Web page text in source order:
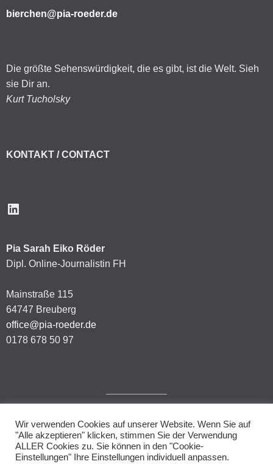
bierchen@pia-roeder.de
Die größte Sehenswürdigkeit, die es gibt, ist die Welt. Sieh
sie Dir an.
Kurt Tucholsky
KONTAKT / CONTACT
LinkedIn
Pia Sarah Eiko Röder
Dipl. Online-Journalistin FH
Mainstraße 115
64747 Breuberg
office@pia-roeder.de
0178 678 50 97
Impressum
Datenschutzerklärung
Wir verwenden Cookies auf unserer Website. Wenn Sie auf
"Alle akzeptieren" klicken, stimmen Sie der Verwendung
ALLER Cookies zu. Sie können in den "Cookie-
Einstellungen" Ihre Einstellungen individuell anpassen.